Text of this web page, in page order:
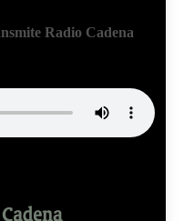
Radio Cadena